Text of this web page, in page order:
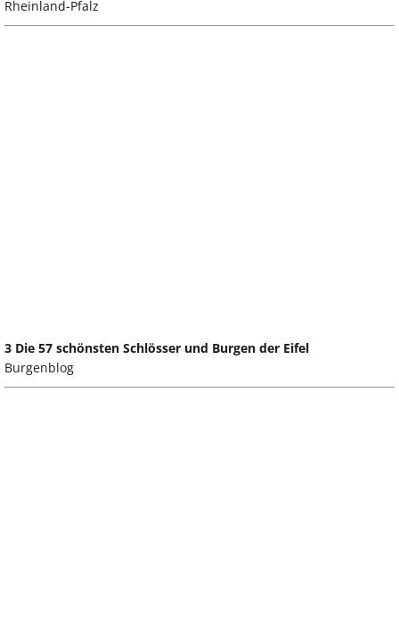
Rheinland-Pfalz
3 Die 57 schönsten Schlösser und Burgen der Eifel
Burgenblog